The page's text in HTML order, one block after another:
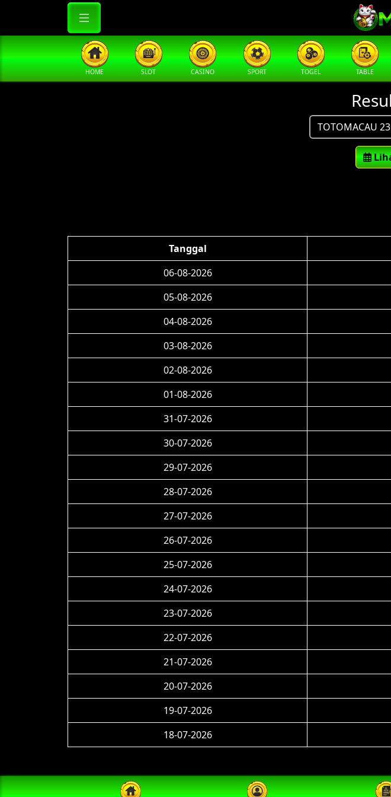
HOME SLOT CASINO SPORT TOGEL TABLE
Tanggal
06-08-2026
05-08-2026
04-08-2026
03-08-2026
02-08-2026
01-08-2026
31-07-2026
30-07-2026
29-07-2026
28-07-2026
27-07-2026
26-07-2026
25-07-2026
24-07-2026
23-07-2026
22-07-2026
21-07-2026
20-07-2026
19-07-2026
18-07-2026